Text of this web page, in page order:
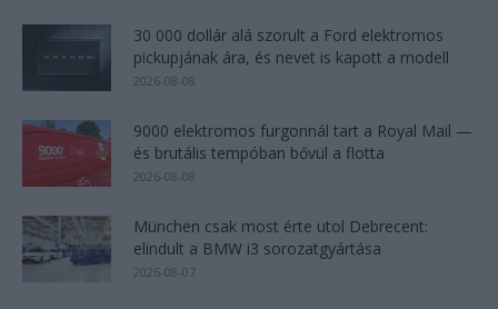
30 000 dollár alá szorult a Ford elektromos
pickupjának ára, és nevet is kapott a modell
2026-08-08
9000 elektromos furgonnál tart a Royal Mail —
és brutális tempóban bővül a flotta
2026-08-08
München csak most érte utol Debrecent:
elindult a BMW i3 sorozatgyártása
2026-08-07